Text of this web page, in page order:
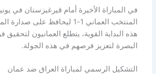
في المباراة الأخيرة أمام قيرغيزستان في
المنتخب العماني 1-1 ليحافظ على
هذه البداية القوية، يتطلع العمانيون
البصرة لتعزيز فرصهم في هذه الجولة.
التشكيل الرسمي لمباراة العراق ضد عمان